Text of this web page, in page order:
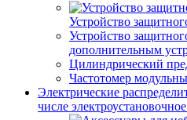
Устройство
Устройство
дополнительным
Цилиндрический
Частотомер
Электрические
числе